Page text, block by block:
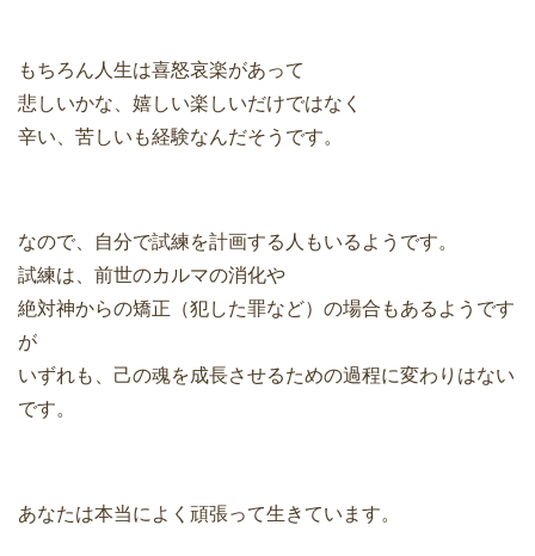
もちろん人生は喜怒哀楽があって
悲しいかな、嬉しい楽しいだけではなく
辛い、苦しいも経験なんだそうです。
なので、自分で試練を計画する人もいるようです。
試練は、前世のカルマの消化や
絶対神からの矯正（犯した罪など）の場合もあるようです
が
いずれも、己の魂を成長させるための過程に変わりはない
です。
あなたは本当によく頑張って生きています。